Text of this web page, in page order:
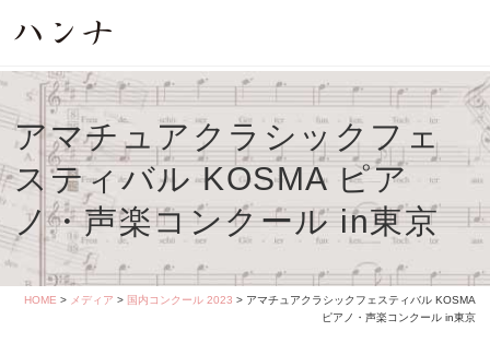
アマチュアクラシックフェ
スティバル KOSMA ピア
ノ・声楽コンクール in東京
HOME > メディア > 国内コンクール 2023 > アマチュアクラシックフェスティバル KOSMA
ピアノ・声楽コンクール in東京